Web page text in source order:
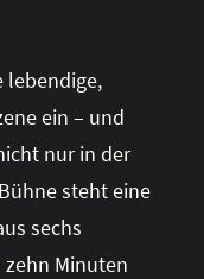
lebendige,
ein – und
nur in der
steht eine
sechs
Minuten